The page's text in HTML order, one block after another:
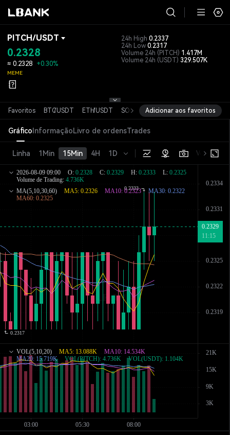
PITCH/USDT
0.2328
≈ 0.2328 +0.30%
MEME
24h High 0.2337
24h Low 0.2317
Volume 24h (PITCH) 1.417M
Volume 24h (USDT) 329.507K
Favoritos BTC/USDT ETH/USDT SOL/ USDT XRP/USDT DOGE/
Adicionar aos favoritos
GráficoInformaçãoLivro de ordensTrades
Linha 1Min 15Min 4H 1D Versão